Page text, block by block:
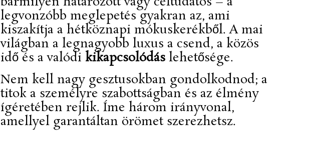
legvonzóbb meglepetés gyakran az, ami
kiszakítja a hétköznapi mókuskerékből. A mai
világban a legnagyobb luxus a csend, a közös
idő és a valódi kikapcsolódás lehetősége.
Nem kell nagy gesztusokban gondolkodnod; a
titok a személyre szabottságban és az élmény
ígéretében rejlik. Íme három irányvonal,
amellyel garantáltan örömet szerezhetsz.